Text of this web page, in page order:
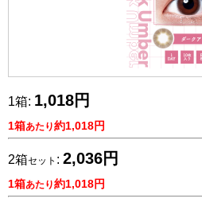
1箱: 1,018円
1箱あたり約1,018円
2箱セット : 2,036円
1箱あたり約1,018円